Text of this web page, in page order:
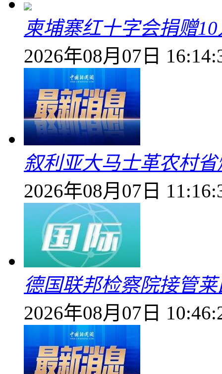
柬埔寨红十字会捐赠
2026年08月07日
叙利亚大马士革农村
2026年08月07日
德国联邦检察院接管
2026年08月07日